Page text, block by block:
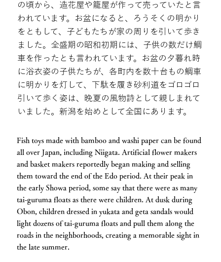
の頃から、造花屋や籠屋が作って売っていたと言
われています。お盆になると、ろうそくの明かり
をともして、子どもたちが家の周りを引いて歩き
ました。全盛期の昭和初期には、子供の数だけ鯛
車を作ったとも言われています。お盆の夕暮れ時
に浴衣姿の子供たちが、各町内を数十台もの鯛車
に明かりを灯して、下駄を履き砂利道をゴロゴロ
引いて歩く姿は、晩夏の風物詩として親しまれて
いました。新潟を始めとして全国にあります。
Fish toys made with bamboo and washi paper can be found
all over Japan, including Niigata. Artificial flower makers
and basket makers reportedly began making and selling
them toward the end of the Edo period. At their peak in
the early Showa period, some say that there were as many
tai-guruma floats as there were children. At dusk during
Obon, children dressed in yukata and geta sandals would
light dozens of tai-guruma floats and pull them along the
roads in the neighborhoods, creating a memorable sight in
the late summer.